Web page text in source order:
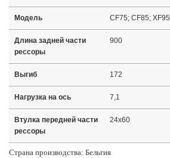
Модель CF75; CF85; XF95
Длина задней части
рессоры
900
Выгиб 172
Нагрузка на ось 7,1
Втулка передней части
рессоры
24x60
Страна производства: Бельгия